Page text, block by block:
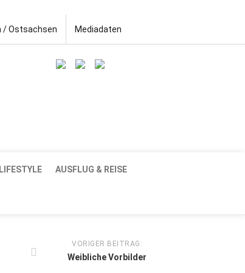
/ Ostsachsen Mediadaten
LIFESTYLE AUSFLUG & REISE
VORIGER BEITRAG:
Weibliche Vorbilder